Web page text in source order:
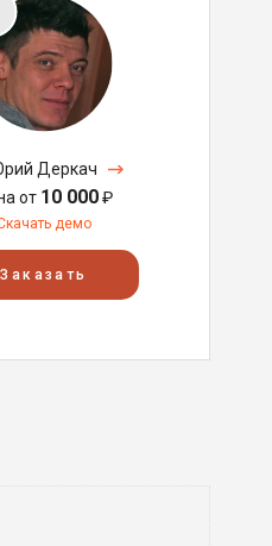
Деркач
от 10 000₽
демо
Заказать